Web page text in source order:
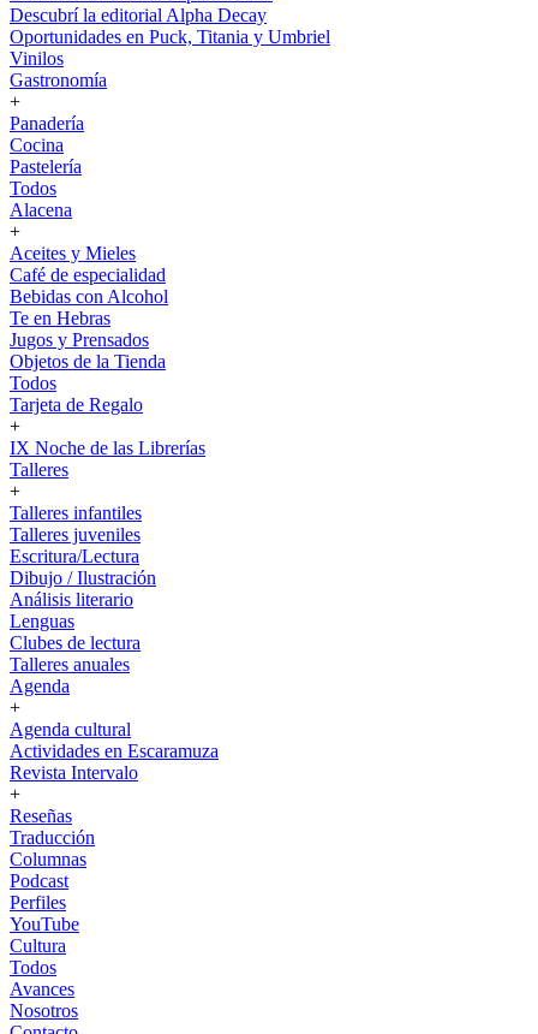
Descubrí la editorial Alpha Decay
Oportunidades en Puck, Titania y Umbriel
Vinilos
Gastronomía
+
Panadería
Cocina
Pastelería
Todos
Alacena
+
Aceites y Mieles
Café de especialidad
Bebidas con Alcohol
Te en Hebras
Jugos y Prensados
Objetos de la Tienda
Todos
Tarjeta de Regalo
+
IX Noche de las Librerías
Talleres
+
Talleres infantiles
Talleres juveniles
Escritura/Lectura
Dibujo / Ilustración
Análisis literario
Lenguas
Clubes de lectura
Talleres anuales
Agenda
+
Agenda cultural
Actividades en Escaramuza
Revista Intervalo
+
Reseñas
Traducción
Columnas
Podcast
Perfiles
YouTube
Cultura
Todos
Avances
Nosotros